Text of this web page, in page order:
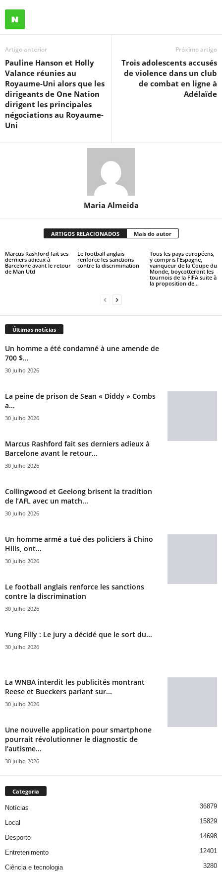
Artigo anterior
Pauline Hanson et Holly
Valance réunies au
Royaume-Uni alors que les
dirigeants de One Nation
dirigent les principales
négociations au Royaume-
Uni
Próximo artigo
Trois adolescents accusés
de violence dans un club
de combat en ligne à
Adélaïde
Maria Almeida
ARTIGOS RELACIONADOS Mais do autor
Marcus Rashford fait ses
derniers adieux à
Barcelone avant le retour
de Man Utd
Le football anglais
renforce les sanctions
contre la discrimination
Tous les pays européens,
y compris l’Espagne,
vainqueur de la Coupe du
Monde, boycotteront les
tournois de la FIFA suite à
la proposition de...
Últimas notícias
Un homme a été condamné à une amende de
700 $...
30 Julho 2026
La peine de prison de Sean « Diddy » Combs
a...
30 Julho 2026
Marcus Rashford fait ses derniers adieux à
Barcelone avant le retour...
30 Julho 2026
Collingwood et Geelong brisent la tradition
de l’AFL avec un match...
30 Julho 2026
Un homme armé a tué des policiers à Chino
Hills, ont...
30 Julho 2026
Le football anglais renforce les sanctions
contre la discrimination
30 Julho 2026
Yung Filly : Le jury a décidé que le sort du...
30 Julho 2026
La WNBA interdit les publicités montrant
Reese et Bueckers pariant sur...
30 Julho 2026
Une nouvelle application pour smartphone
pourrait révolutionner le diagnostic de
l’autisme...
30 Julho 2026
Categoria
Notícias 36879
Local 15829
Desporto 14698
Entretenimento 12401
Ciência e tecnologia 3280